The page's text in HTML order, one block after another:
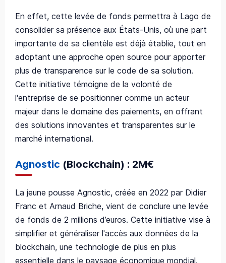
En effet, cette levée de fonds permettra à Lago de
consolider sa présence aux États-Unis, où une part
importante de sa clientèle est déjà établie, tout en
adoptant une approche open source pour apporter
plus de transparence sur le code de sa solution.
Cette initiative témoigne de la volonté de
l'entreprise de se positionner comme un acteur
majeur dans le domaine des paiements, en offrant
des solutions innovantes et transparentes sur le
marché international.
Agnostic (Blockchain) : 2M€
La jeune pousse Agnostic, créée en 2022 par Didier
Franc et Arnaud Briche, vient de conclure une levée
de fonds de 2 millions d’euros. Cette initiative vise à
simplifier et généraliser l'accès aux données de la
blockchain, une technologie de plus en plus
essentielle dans le paysage économique mondial.